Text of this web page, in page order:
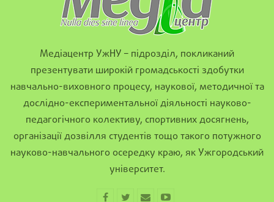
Медіацентр УжНУ – підрозділ, покликаний
презентувати широкій громадськості здобутки
навчально-виховного процесу, наукової, методичної та
дослідно-експериментальної діяльності науково-
педагогічного колективу, спортивних досягнень,
організації дозвілля студентів тощо такого потужного
науково-навчального осередку краю, як Ужгородський
університет.